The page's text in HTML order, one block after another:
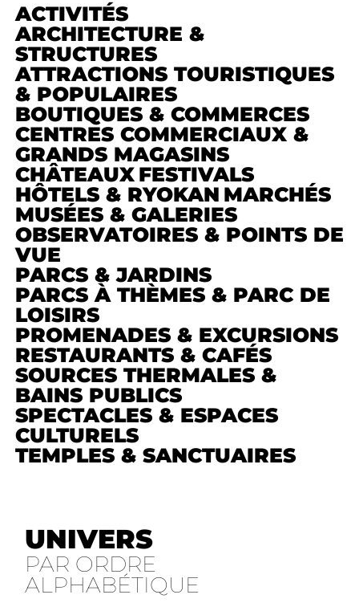
ACTIVITÉS
ARCHITECTURE &
STRUCTURES
ATTRACTIONS TOURISTIQUES
& POPULAIRES
BOUTIQUES & COMMERCES
CENTRES COMMERCIAUX &
GRANDS MAGASINS
CHÂTEAUX FESTIVALS
HÔTELS & RYOKAN MARCHÉS
MUSÉES & GALERIES
OBSERVATOIRES & POINTS DE
VUE
PARCS & JARDINS
PARCS À THÈMES & PARC DE
LOISIRS
PROMENADES & EXCURSIONS
RESTAURANTS & CAFÉS
SOURCES THERMALES &
BAINS PUBLICS
SPECTACLES & ESPACES
CULTURELS
TEMPLES & SANCTUAIRES
UNIVERS
PAR ORDRE
ALPHABÉTIQUE